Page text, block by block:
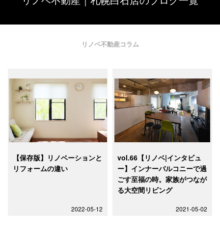
リノベ不動産コラム
【保存版】リノベーションと
リフォームの違い
2022-05-12
vol.66【リノベ|インタビュ
ー】インナーバルコニーで過
ごす至福の時。家族がつなが
る大空間リビング
2021-05-02